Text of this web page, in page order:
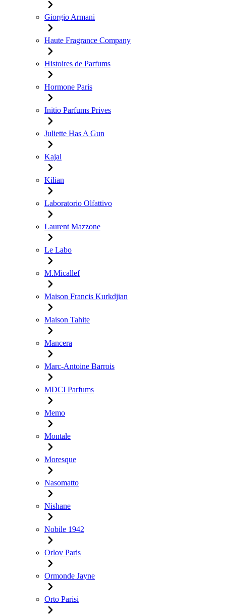
Giorgio Armani
Haute Fragrance Company
Histoires de Parfums
Hormone Paris
Initio Parfums Prives
Juliette Has A Gun
Kajal
Kilian
Laboratorio Olfattivo
Laurent Mazzone
Le Labo
M.Micallef
Maison Francis Kurkdjian
Maison Tahite
Mancera
Marc-Antoine Barrois
MDCI Parfums
Memo
Montale
Moresque
Nasomatto
Nishane
Nobile 1942
Orlov Paris
Ormonde Jayne
Orto Parisi